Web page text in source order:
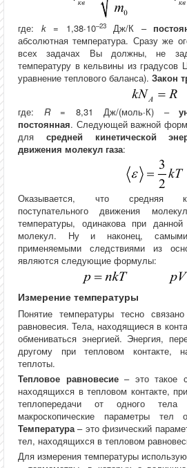
где: k= 1,38∙10–23Дж/К –
абсолютная температура. Сразу же
всех задачах Вы должны, не
температуру в кельвины из градусов
уравнение теплового баланса). Закон
где: R= 8,31 Дж/(моль∙К) –
постоянная. Следующей важной
для средней кинетической
движения молекул газа:
Оказывается, что средняя
поступательного движения
температуры, одинакова при
молекул. Ну и наконец,
применяемыми следствиями из
являются следующие формулы:
Измерение температуры
Понятие температуры тесно
равновесия. Тела, находящиеся в
обмениваться энергией. Энергия,
другому при тепловом контакте,
теплоты.
Тепловое равновесие– это такое
находящихся в тепловом контакте,
теплопередачи от одного
макроскопические параметры тел
Температура – это физический
тел, находящихся в тепловом
Для измерения температуры